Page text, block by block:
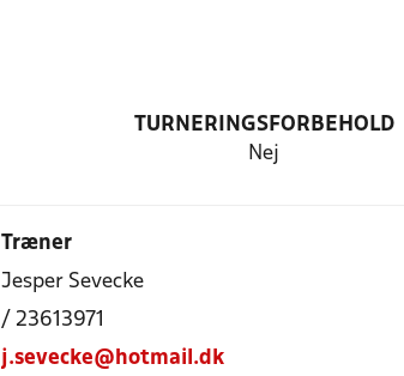
TURNERINGSFORBEHOLD
Nej
Træner
Jesper Sevecke
/ 23613971
j.sevecke@hotmail.dk